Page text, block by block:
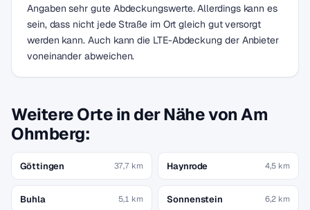
Angaben sehr gute Abdeckungswerte. Allerdings kann es
sein, dass nicht jede Straße im Ort gleich gut versorgt
werden kann. Auch kann die LTE-Abdeckung der Anbieter
voneinander abweichen.
Weitere Orte in der Nähe von Am
Ohmberg:
Göttingen 37,7 km Haynrode 4,5 km
Buhla 5,1 km Sonnenstein 6,2 km